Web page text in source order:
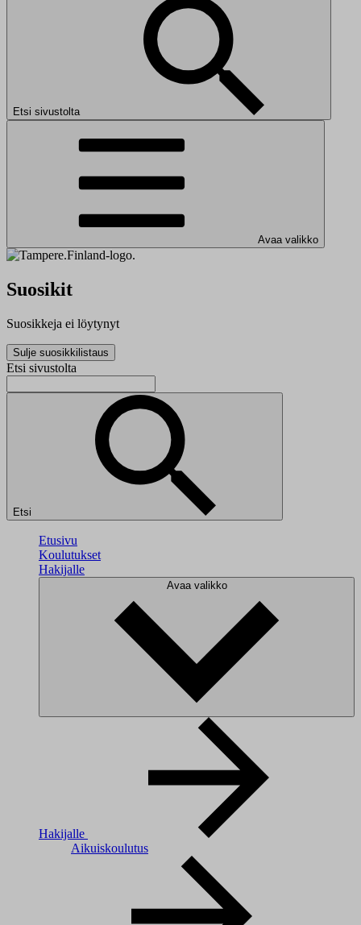
Etsi sivustolta
Avaa valikko
Suosikit
Suosikkeja ei löytynyt
Sulje suosikkilistaus
Etsi sivustolta
Etsi
Etusivu
Koulutukset
Hakijalle
Avaa valikko
Hakijalle
Aikuiskoulutus